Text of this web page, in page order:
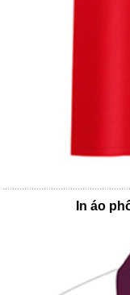
In áo